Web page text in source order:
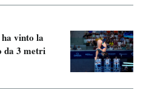
vinto la
da 3 metri